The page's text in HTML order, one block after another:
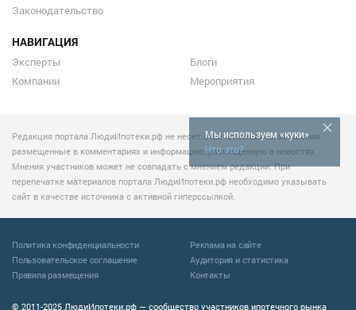
Мы используем «куки»
Что это?
Законодательство
НАВИГАЦИЯ
Эксперты
Компании
Блоги
Мероприятия
Редакция портала ЛюдиИпотеки.рф не несет ответственности за мнения
размещенные в комментариях и информацию, размещенную в новостях.
Мнения участников может не совпадать с мнением редакции. При
перепечатке материалов портала ЛюдиИпотеки.рф необходимо указывать
сайт в качестве источника с активной гиперссылкой.
© 2011-2025 ЛюдиИпотеки.рф — сообщество участников ипотечного рынка
Политика конфиденциальности
Пользовательское соглашение
Правила размещения
Реклама на сайте
Аудитория и статистика
Контакты